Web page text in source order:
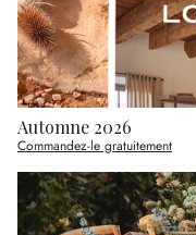
Automne 2026
Commandez-le gratuitement